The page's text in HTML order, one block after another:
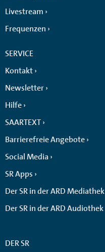
Livestream
Frequenzen
SERVICE
Kontakt
Newsletter
Hilfe
SAARTEXT
Barrierefreie Angebote
Social Media
SR Apps
Der SR in der ARD Mediathek
Der SR in der ARD Audiothek
DER SR